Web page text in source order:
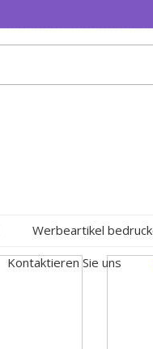
Werbeartikel
Kontaktieren Sie uns